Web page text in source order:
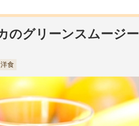
のグリーンスムージー
洋食